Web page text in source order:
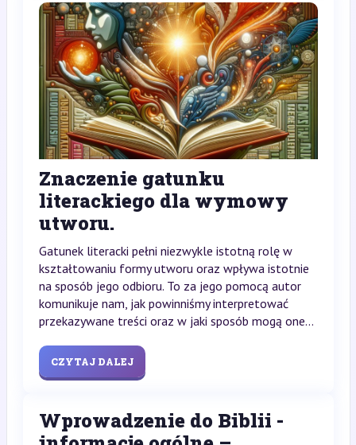
Znaczenie gatunku
literackiego dla wymowy
utworu.
Gatunek literacki pełni niezwykle istotną rolę w
kształtowaniu formy utworu oraz wpływa istotnie
na sposób jego odbioru. To za jego pomocą autor
komunikuje nam, jak powinniśmy interpretować
przekazywane treści oraz w jaki sposób mogą one...
CZYTAJ DALEJ
Wprowadzenie do Biblii -